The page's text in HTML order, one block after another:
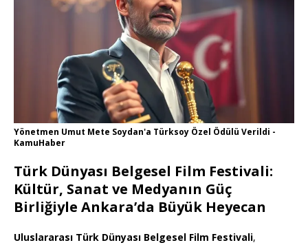
Yönetmen Umut Mete Soydan'a Türksoy Özel Ödülü Verildi -
KamuHaber
Türk Dünyası Belgesel Film Festivali:
Kültür, Sanat ve Medyanın Güç
Birliğiyle Ankara’da Büyük Heyecan
Uluslararası Türk Dünyası Belgesel Film Festivali,